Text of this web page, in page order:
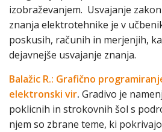
izobraževanjem. Usvajanje
znanja elektrotehnike je v
poskusih, računih in merjenjih,
dejavnejše usvajanje znanja.
Balažic R.: Grafično
elektronski vir. Gradivo je
poklicnih in strokovnih šol s
njem so zbrane teme, ki